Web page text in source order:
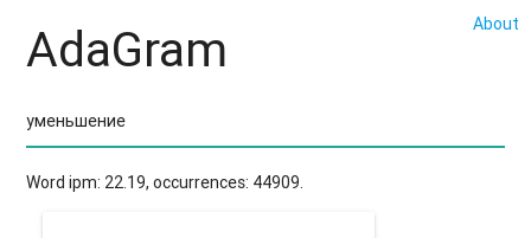
About
AdaGram
Word ipm: 22.19, occurrences: 44909.